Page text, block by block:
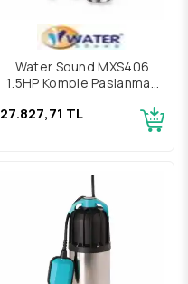
Water Sound MXS406
1,5HP Komple Paslanmaz
27.827,71 TL